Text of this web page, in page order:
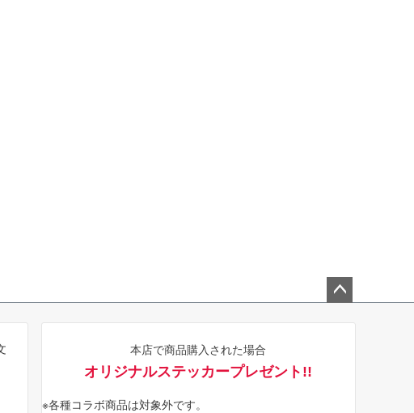
本店で商品購入された場合
オリジナルステッカープレゼント!!
※各種コラボ商品は対象外です。